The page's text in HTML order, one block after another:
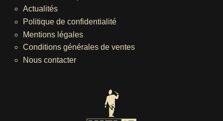
Actualités
Politique de confidentialité
Mentions légales
Conditions générales de ventes
Nous contacter